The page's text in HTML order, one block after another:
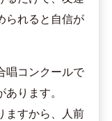
られると自信が
唱コンクールで
ります。
ますから、人前